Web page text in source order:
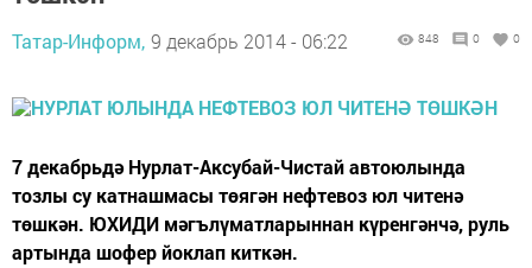
Татар-Информ, 9 декабрь 2014 - 06:22 848 0 0
7 декабрьдә Нурлат-Аксубай-Чистай автоюлында
тозлы су катнашмасы төягән нефтевоз юл читенә
төшкән. ЮХИДИ мәгълүматларыннан күренгәнчә, руль
артында шофер йоклап киткән.